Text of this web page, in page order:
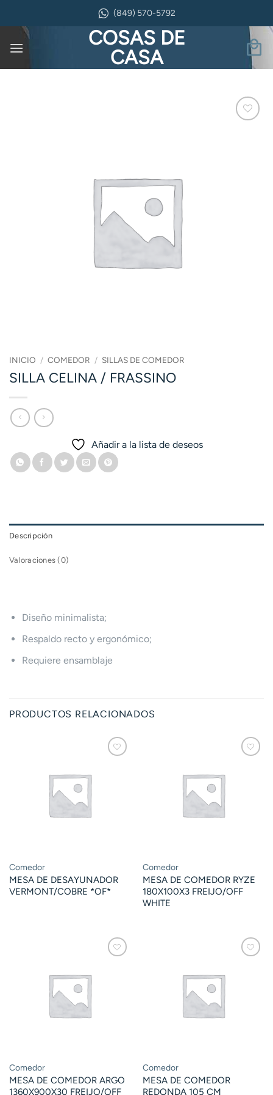
contenido
(849) 570-5792
COSAS DE
CASA
INICIO / COMEDOR / SILLAS DE COMEDOR
SILLA CELINA / FRASSINO
Añadir a la lista de deseos
Descripción
Valoraciones (0)
Diseño minimalista;
Respaldo recto y ergonómico;
Requiere ensamblaje
PRODUCTOS RELACIONADOS
Comedor
MESA DE DESAYUNADOR
VERMONT/COBRE *OF*
Comedor
MESA DE COMEDOR RYZE
180X100X3 FREIJO/OFF
WHITE
Comedor
MESA DE COMEDOR ARGO
1360X900X30 FREIJO/OFF
Comedor
MESA DE COMEDOR
REDONDA 105 CM